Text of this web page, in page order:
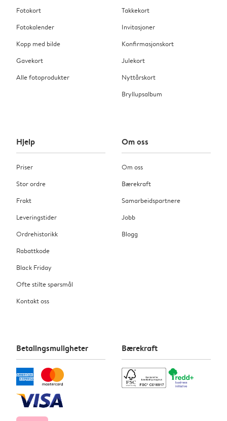
Fotokort
Fotokalender
Kopp med bilde
Gavekort
Alle fotoprodukter
Takkekort
Invitasjoner
Konfirmasjonskort
Julekort
Nyttårskort
Bryllupsalbum
Hjelp
Priser
Stor ordre
Frakt
Leveringstider
Ordrehistorikk
Rabattkode
Black Friday
Ofte stilte spørsmål
Kontakt oss
Om oss
Om oss
Bærekraft
Samarbeidspartnere
Jobb
Blogg
Betalingsmuligheter Bærekraft